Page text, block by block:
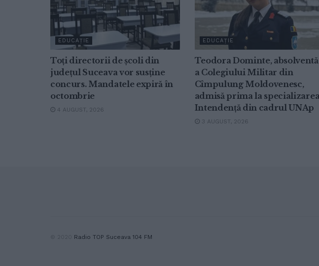
EDUCAȚIE
Toți directorii de școli din
județul Suceava vor susține
concurs. Mandatele expiră în
octombrie
4 AUGUST, 2026
EDUCAȚIE
Teodora Dominte, absolventă
a Colegiului Militar din
Cîmpulung Moldovenesc,
admisă prima la specializarea
Intendență din cadrul UNAp
3 AUGUST, 2026
Radio TOP Suceava 104 FM